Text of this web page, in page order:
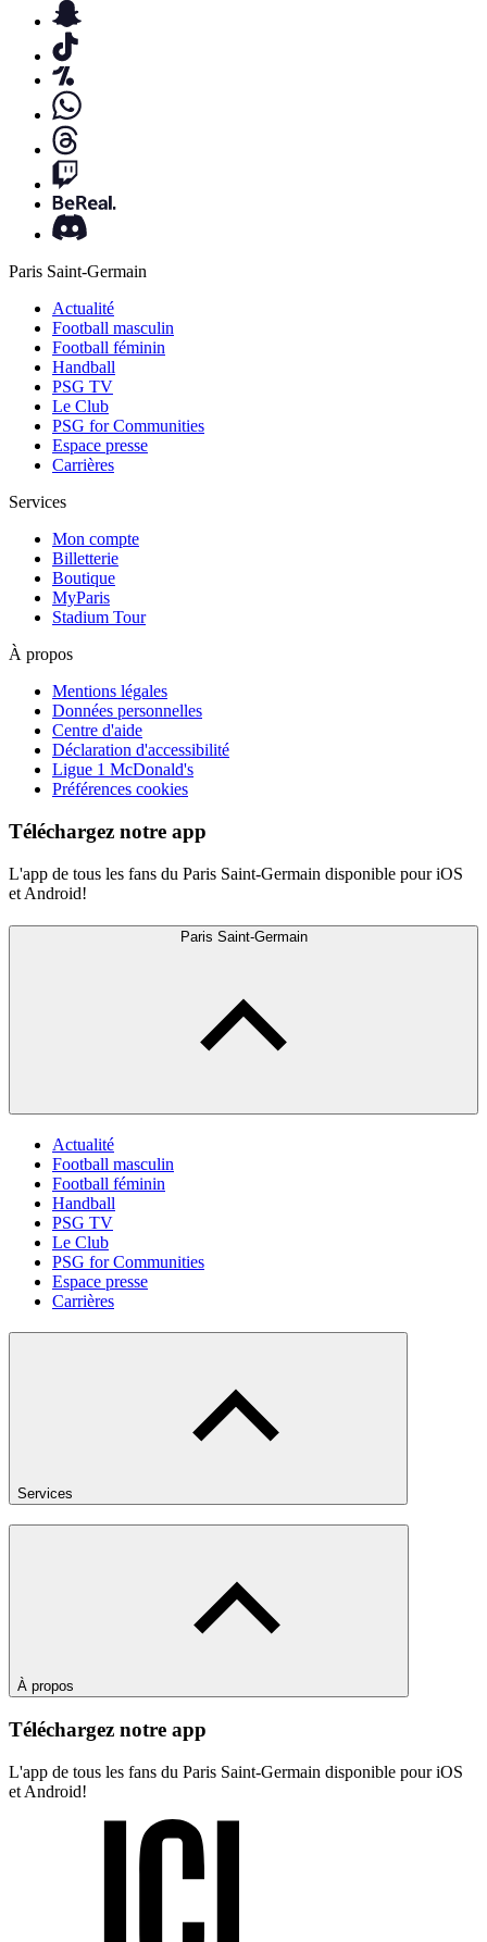
Paris Saint-Germain
Actualité
Football masculin
Football féminin
Handball
PSG TV
Le Club
PSG for Communities
Espace presse
Carrières
Services
Mon compte
Billetterie
Boutique
MyParis
Stadium Tour
À propos
Mentions légales
Données personnelles
Centre d'aide
Déclaration d'accessibilité
Ligue 1 McDonald's
Préférences cookies
Téléchargez notre app
L'app de tous les fans du Paris Saint-Germain disponible pour iOS
et Android!
Paris Saint-Germain
Actualité
Football masculin
Football féminin
Handball
PSG TV
Le Club
PSG for Communities
Espace presse
Carrières
Services
À propos
Téléchargez notre app
L'app de tous les fans du Paris Saint-Germain disponible pour iOS
et Android!